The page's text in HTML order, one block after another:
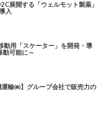
展開する「ウェルモット製薬」
入
動用「スケーター」を開発・導
動可能に～
輸㈱】グループ会社で販売力の